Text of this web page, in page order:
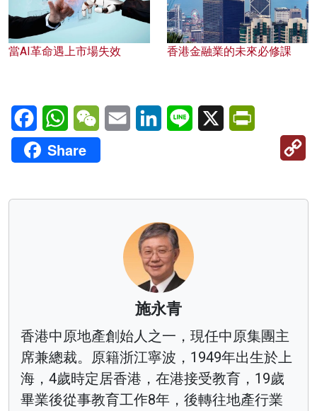
當AI革命遇上市場失效 香港金融業的未來必修課
FacebookWhatsAppWeChatEmail LinkedInLine X
Share
施永青
香港中原地產創始人之一，現任中原集團主
席兼總裁。原籍浙江寧波，1949年出生於上
海，4歲時定居香港，在港接受教育，19歲
畢業後從事教育工作8年，後轉往地產行業